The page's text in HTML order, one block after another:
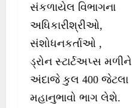
સંકળાયેલ વિભાગના
અધિકારીશ્રીઓ,
સંશોધનકર્તાઓ ,
ડ્રોન સ્ટાર્ટઅપ્સ મળીને
અંદાજે કુલ 400 જેટલા
મહાનુભાવો ભાગ લેશે.